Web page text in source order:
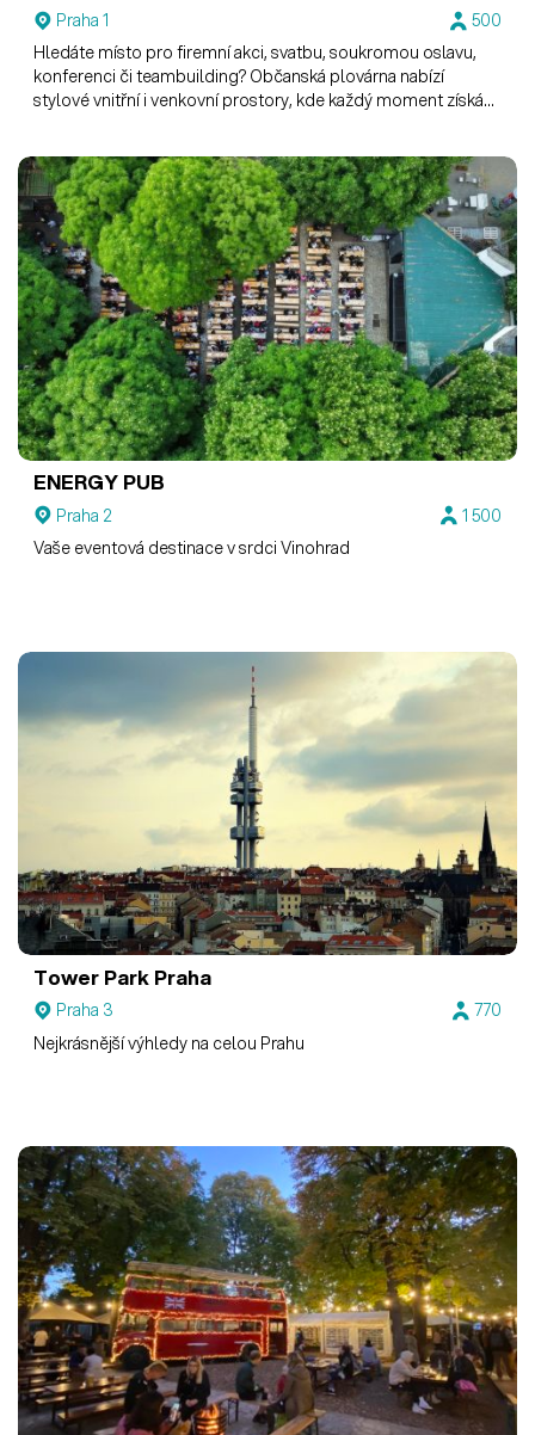
Praha 1
500
Hledáte místo pro firemní akci, svatbu, soukromou oslavu,
konferenci či teambuilding? Občanská plovárna nabízí
stylové vnitřní i venkovní prostory, kde každý moment získá
ENERGY PUB
Praha 2
1 500
Vaše eventová destinace v srdci Vinohrad
Tower Park Praha
Praha 3
770
Nejkrásnější výhledy na celou Prahu